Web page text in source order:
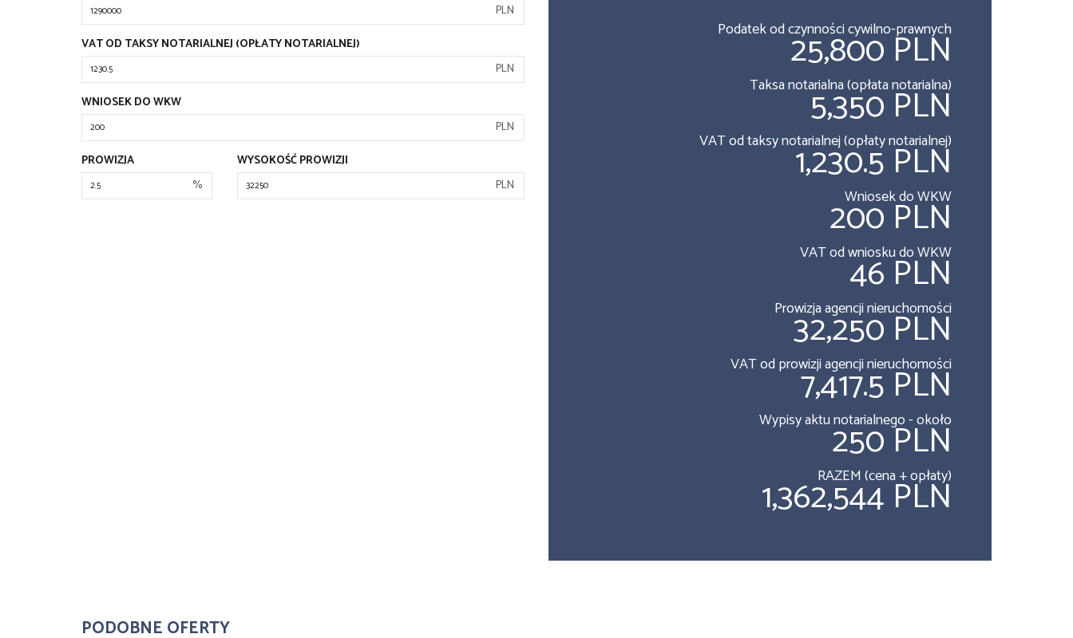
PLN
VAT OD TAKSY NOTARIALNEJ (OPŁATY NOTARIALNEJ)
PLN
WNIOSEK DO WKW
PLN
PROWIZJA
%
WYSOKOŚĆ PROWIZJI
PLN
Podatek od czynności cywilno-prawnych
25,800 PLN
Taksa notarialna (opłata notarialna)
5,350 PLN
VAT od taksy notarialnej (opłaty notarialnej)
1,230.5 PLN
Wniosek do WKW
200 PLN
VAT od wniosku do WKW
46 PLN
Prowizja agencji nieruchomości
32,250 PLN
VAT od prowizji agencji nieruchomości
7,417.5 PLN
Wypisy aktu notarialnego - około
250 PLN
RAZEM (cena + opłaty)
1,362,544 PLN
PODOBNE OFERTY